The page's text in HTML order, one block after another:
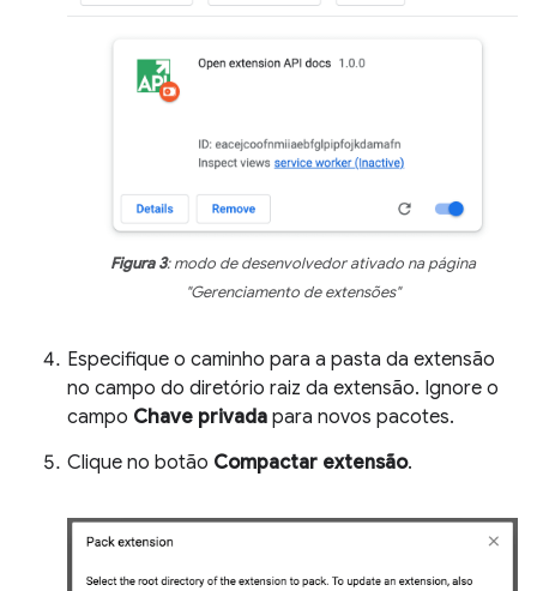
Figura 3: modo de desenvolvedor ativado na página
"Gerenciamento de extensões"
Especifique o caminho para a pasta da extensão
no campo do diretório raiz da extensão. Ignore o
campo Chave privada para novos pacotes.
Clique no botão Compactar extensão.